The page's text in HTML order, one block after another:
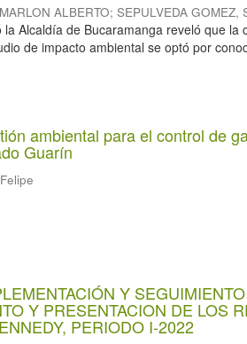
ALBERTO; SEPULVEDA GOMEZ,
la Alcaldía de Bucaramanga reveló que
de impacto ambiental se optó por
ambiental para el control de
Guarín
Y
Y PRESENTACION DE LOS
PERIODO I-2022